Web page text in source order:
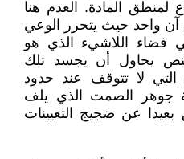
لمنطق المادة. العدم هنا
آن واحد حيث يتحرر الوعي
فضاء اللاشيء الذي هو
النص يحاول أن يجسد تلك
التي لا تتوقف عند حدود
جوهر الصمت الذي يلف
بعيدا عن ضجيج التعيينات